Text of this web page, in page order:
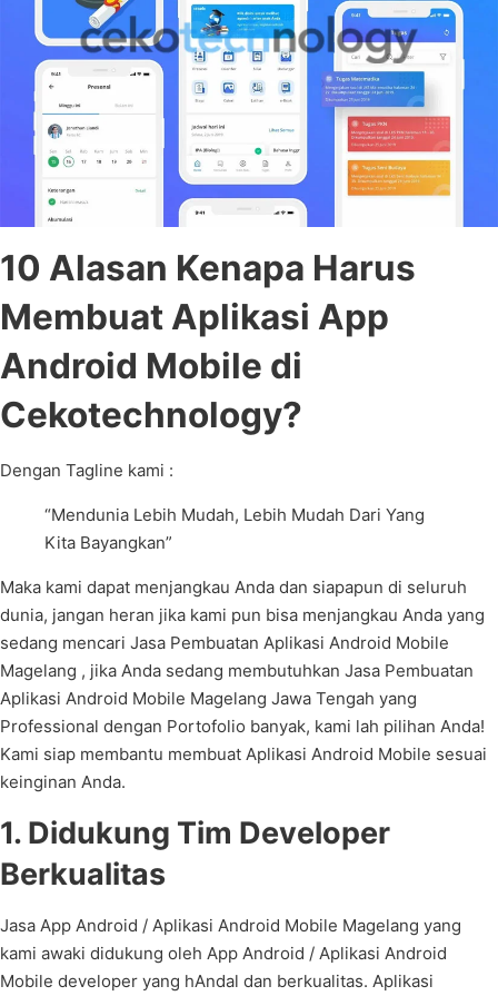
10 Alasan Kenapa Harus
Membuat Aplikasi App
Android Mobile di
Cekotechnology?
Dengan Tagline kami :
“Mendunia Lebih Mudah, Lebih Mudah Dari Yang
Kita Bayangkan”
Maka kami dapat menjangkau Anda dan siapapun di seluruh
dunia, jangan heran jika kami pun bisa menjangkau Anda yang
sedang mencari Jasa Pembuatan Aplikasi Android Mobile
Magelang , jika Anda sedang membutuhkan Jasa Pembuatan
Aplikasi Android Mobile Magelang Jawa Tengah yang
Professional dengan Portofolio banyak, kami lah pilihan Anda!
Kami siap membantu membuat Aplikasi Android Mobile sesuai
keinginan Anda.
1. Didukung Tim Developer
Berkualitas
Jasa App Android / Aplikasi Android Mobile Magelang yang
kami awaki didukung oleh App Android / Aplikasi Android
Mobile developer yang hAndal dan berkualitas. Aplikasi